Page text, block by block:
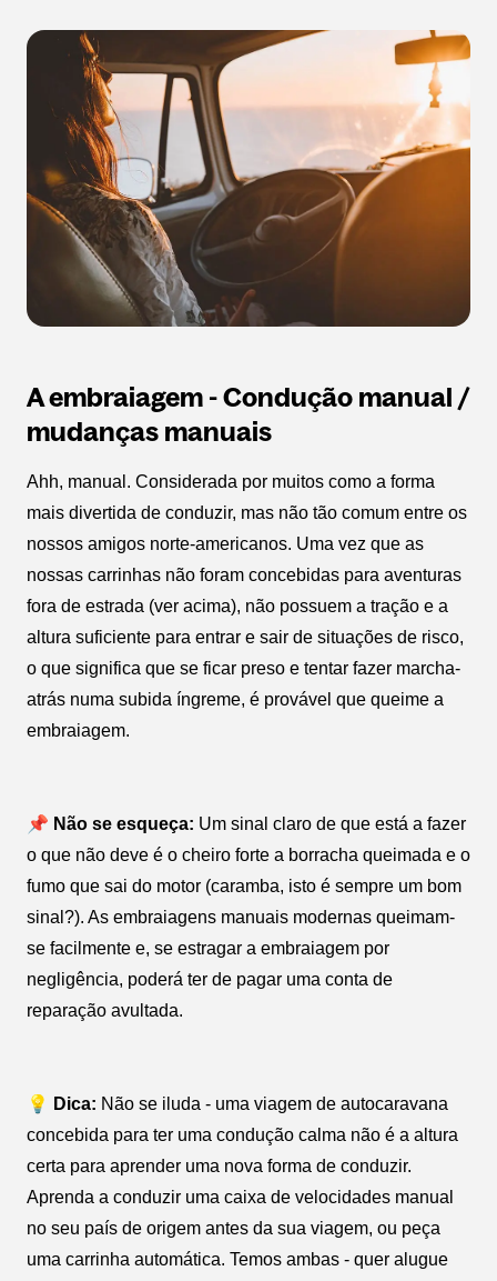
A embraiagem - Condução manual /
mudanças manuais
Ahh, manual. Considerada por muitos como a forma
mais divertida de conduzir, mas não tão comum entre os
nossos amigos norte-americanos. Uma vez que as
nossas carrinhas não foram concebidas para aventuras
fora de estrada (ver acima), não possuem a tração e a
altura suficiente para entrar e sair de situações de risco,
o que significa que se ficar preso e tentar fazer marcha-
atrás numa subida íngreme, é provável que queime a
embraiagem.
📌 Não se esqueça: Um sinal claro de que está a fazer
o que não deve é o cheiro forte a borracha queimada e o
fumo que sai do motor (caramba, isto é sempre um bom
sinal?). As embraiagens manuais modernas queimam-
se facilmente e, se estragar a embraiagem por
negligência, poderá ter de pagar uma conta de
reparação avultada.
💡 Dica: Não se iluda - uma viagem de autocaravana
concebida para ter uma condução calma não é a altura
certa para aprender uma nova forma de conduzir.
Aprenda a conduzir uma caixa de velocidades manual
no seu país de origem antes da sua viagem, ou peça
uma carrinha automática. Temos ambas - quer alugue